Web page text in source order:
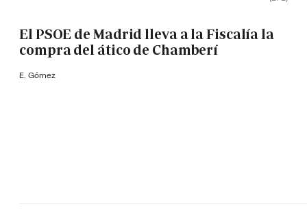
El PSOE de Madrid lleva a la Fiscalía la
compra del ático de Chamberí
E. Gómez